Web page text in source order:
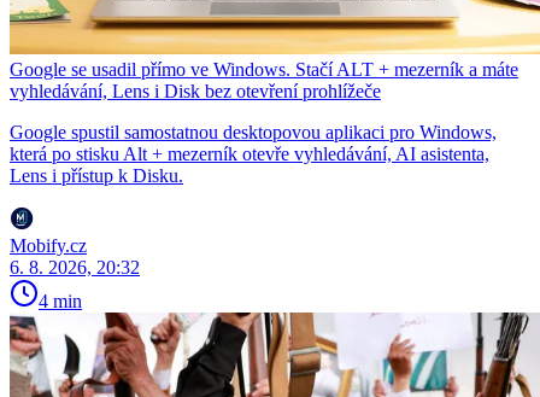
Google se usadil přímo ve Windows. Stačí ALT + mezerník a máte
vyhledávání, Lens i Disk bez otevření prohlížeče
Google spustil samostatnou desktopovou aplikaci pro Windows,
která po stisku Alt + mezerník otevře vyhledávání, AI asistenta,
Lens i přístup k Disku.
Mobify.cz
6. 8. 2026, 20:32
4 min